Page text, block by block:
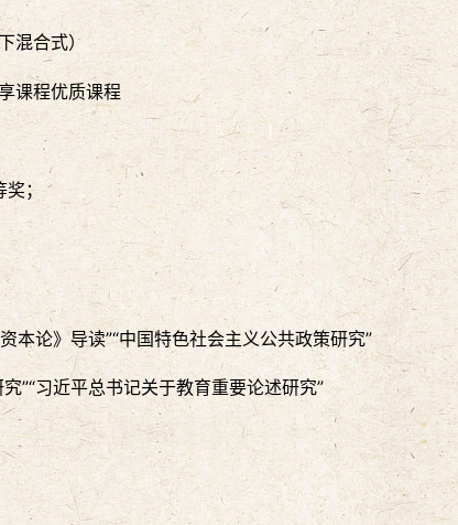
混合式）
课程优质课程
；
本论》导读”“中国特色社会主义公共政策研究”
”“习近平总书记关于教育重要论述研究”